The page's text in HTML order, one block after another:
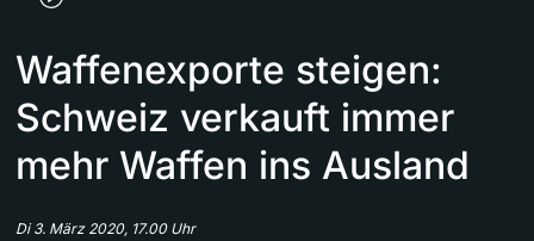
Waffenexporte steigen:
Schweiz verkauft immer
mehr Waffen ins Ausland
Di 3. März 2020, 17.00 Uhr